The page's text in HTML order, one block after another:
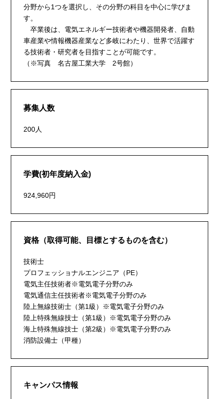
分野から1つを選択し、その分野の科目を中心に学びま
す。
卒業後は、電気エネルギー技術者や機器開発者、自動
車産業や情報機器産業など多岐にわたり、世界で活躍す
る技術者・研究者を目指すことが可能です。
（※写真 名古屋工業大学 2号館）
募集人数
200人
学費(初年度納入金)
924,960円
資格（取得可能、目標とするものを含む）
技術士
プロフェッショナルエンジニア（PE）
電気主任技術者※電気電子分野のみ
電気通信主任技術者※電気電子分野のみ
陸上無線技術士（第1級）※電気電子分野のみ
陸上特殊無線技士（第1級）※電気電子分野のみ
海上特殊無線技士（第2級）※電気電子分野のみ
消防設備士（甲種）
キャンパス情報